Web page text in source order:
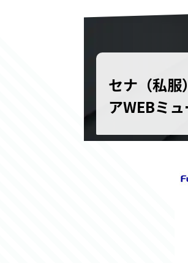
セナ（私服
アWEBミ